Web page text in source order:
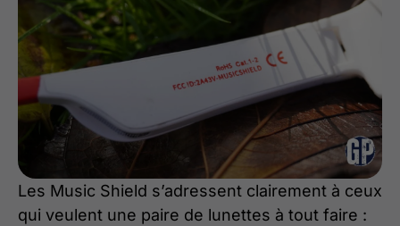
Les Music Shield s’adressent clairement à ceux
qui veulent une paire de lunettes à tout faire :